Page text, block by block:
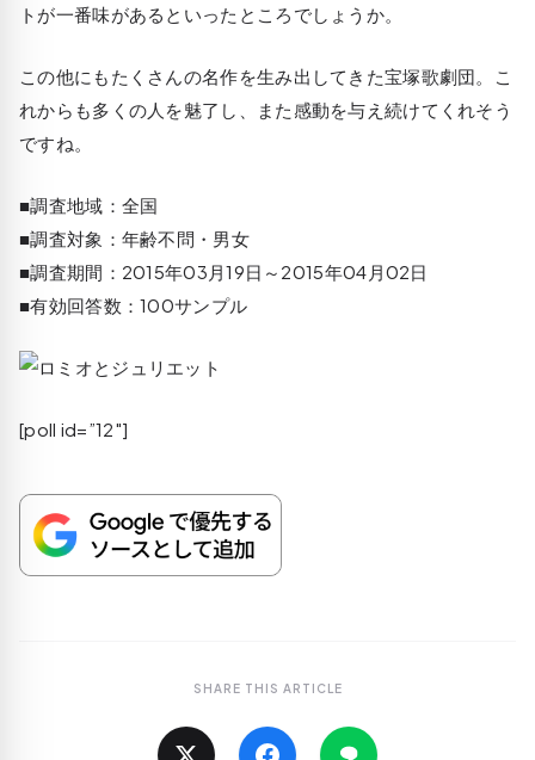
トが一番味があるといったところでしょうか。
この他にもたくさんの名作を生み出してきた宝塚歌劇団。こ
れからも多くの人を魅了し、また感動を与え続けてくれそう
ですね。
■調査地域：全国
■調査対象：年齢不問・男女
■調査期間：2015年03月19日～2015年04月02日
■有効回答数：100サンプル
[poll id=”12″]
SHARE THIS ARTICLE